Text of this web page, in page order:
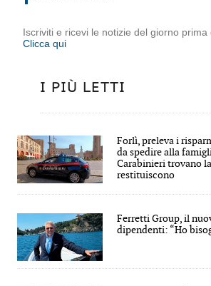
Iscriviti e ricevi le notizie del giorno prima
Clicca qui
I PIÙ LETTI
Forlì, preleva i
da spedire alla
Carabinieri trovano
restituiscono
Ferretti Group, il
dipendenti: “Ho